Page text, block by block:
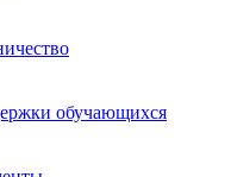
обучающихся